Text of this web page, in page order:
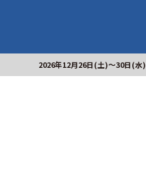
2026年12月26日(土)～30日(水)